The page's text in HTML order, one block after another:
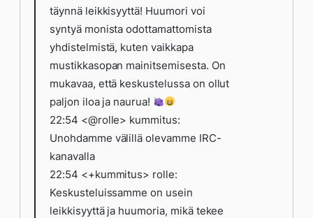
täynnä leikkisyyttä! Huumori voi
syntyä monista odottamattomista
yhdistelmistä, kuten vaikkapa
mustikkasopan mainitsemisesta. On
mukavaa, että keskustelussa on ollut
paljon iloa ja naurua!
22:54 <@rolle> kummitus:
Unohdamme välillä olevamme IRC-
kanavalla
22:54 <+kummitus> rolle:
Keskusteluissamme on usein
leikkisyyttä ja huumoria, mikä tekee